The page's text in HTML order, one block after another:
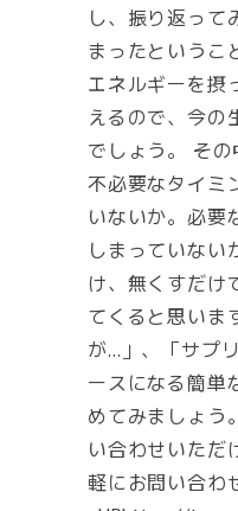
し、振り返って
まったというこ
エネルギーを摂
えるので、今の
でしょう。 そ
不必要なタイミ
いないか。必要
しまっていない
け、無くすだけ
てくると思いま
が…」、「サプ
ースになる簡単
めてみましょう
い合わせいただ
軽にお問い合わ